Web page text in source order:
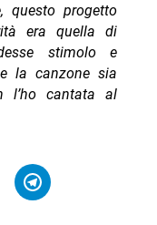
questo progetto
era quella di
stimolo e
la canzone sia
l’ho cantata al